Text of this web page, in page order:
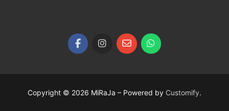
Copyright © 2026 MiRaJa – Powered by Customify.